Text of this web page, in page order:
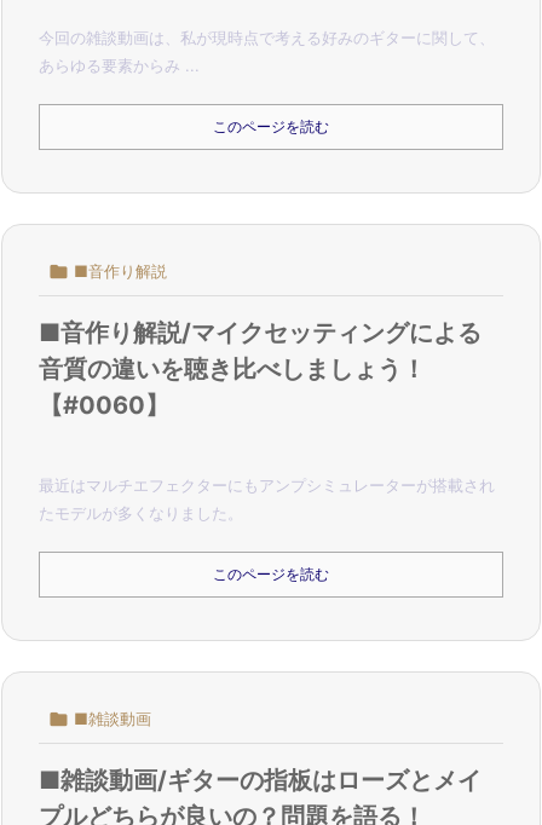
今回の雑談動画は、私が現時点で考える好みのギターに関して、
あらゆる要素からみ ...
このページを読む
 ■音作り解説
■音作り解説/マイクセッティングによる
音質の違いを聴き比べしましょう！
【#0060】
最近はマルチエフェクターにもアンプシミュレーターが搭載され
たモデルが多くなりました。
このページを読む
 ■雑談動画
■雑談動画/ギターの指板はローズとメイ
プルどちらが良いの？問題を語る！